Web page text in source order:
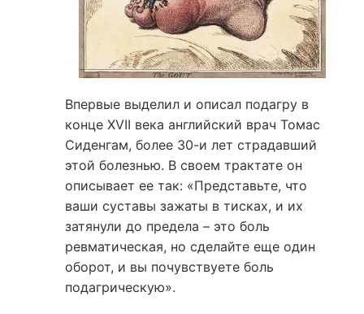
Впервые выделил и описал подагру в
конце XVII века английский врач Томас
Сиденгам, более 30-и лет страдавший
этой болезнью. В своем трактате он
описывает ее так: «Представьте, что
ваши суставы зажаты в тисках, и их
затянули до предела – это боль
ревматическая, но сделайте еще один
оборот, и вы почувствуете боль
подагрическую».